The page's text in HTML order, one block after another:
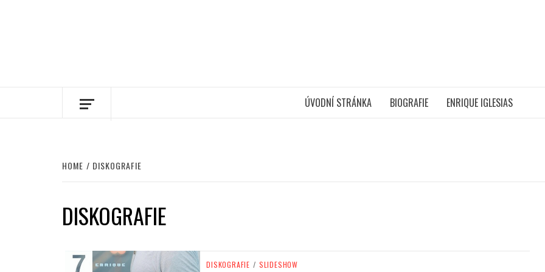
ÚVODNÍ STRÁNKA BIOGRAFIE ENRIQUE IGLESIAS
HOME DISKOGRAFIE
DISKOGRAFIE
DISKOGRAFIE / SLIDESHOW